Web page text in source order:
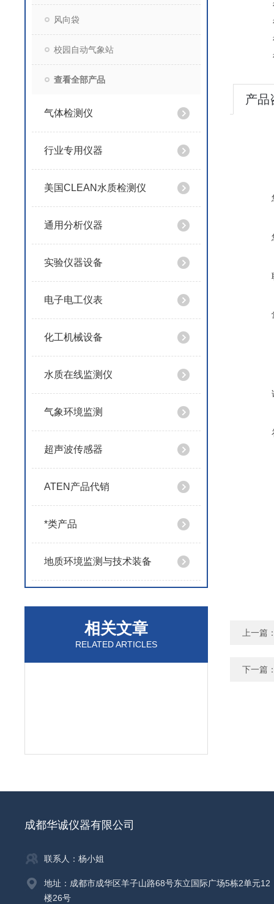
风向袋
校园自动气象站
查看全部产品
气体检测仪
行业专用仪器
美国CLEAN水质检测仪
通用分析仪器
实验仪器设备
电子电工仪表
化工机械设备
水质在线监测仪
气象环境监测
超声波传感器
ATEN产品代销
*类产品
地质环境监测与技术装备
相关文章
RELATED ARTICLES
产品
上一篇
下一篇
成都华诚仪器有限公司
联系人：杨小姐
地址：成都市成华区羊子山路68号东立国际广场5栋2单元12
楼26号